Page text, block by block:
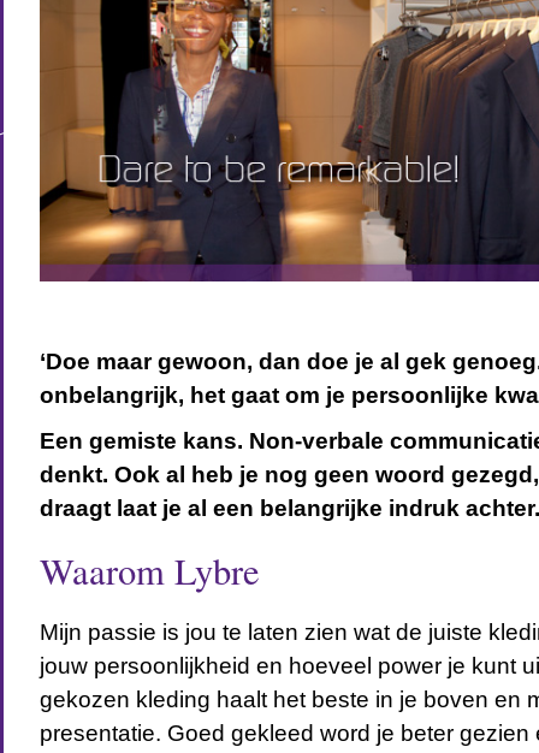
‘Doe maar gewoon, dan doe je al gek
onbelangrijk, het gaat om je persoonlijke
Een gemiste kans. Non-verbale
denkt. Ook al heb je nog geen woord
draagt laat je al een belangrijke indruk
Waarom Lybre
Mijn passie is jou te laten zien wat de juiste
jouw persoonlijkheid en hoeveel power je kunt
gekozen kleding haalt het beste in je boven en
presentatie. Goed gekleed word je beter gezien